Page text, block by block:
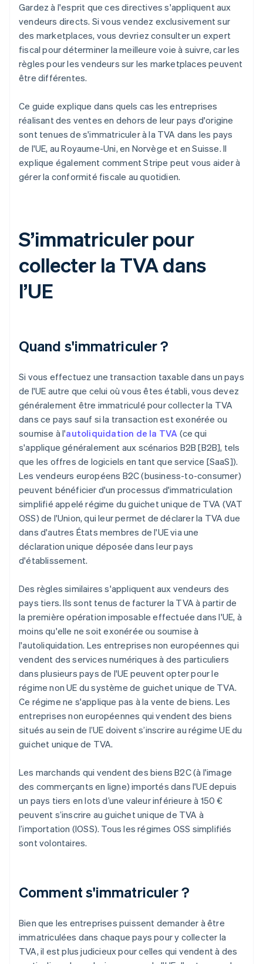
Gardez à l'esprit que ces directives s'appliquent aux
vendeurs directs. Si vous vendez exclusivement sur
des marketplaces, vous devriez consulter un expert
fiscal pour déterminer la meilleure voie à suivre, car les
règles pour les vendeurs sur les marketplaces peuvent
être différentes.
Ce guide explique dans quels cas les entreprises
réalisant des ventes en dehors de leur pays d'origine
sont tenues de s'immatriculer à la TVA dans les pays
de l'UE, au Royaume-Uni, en Norvège et en Suisse. Il
explique également comment Stripe peut vous aider à
gérer la conformité fiscale au quotidien.
S’immatriculer pour
collecter la TVA dans
l’UE
Quand s'immatriculer ?
Si vous effectuez une transaction taxable dans un pays
de l'UE autre que celui où vous êtes établi, vous devez
généralement être immatriculé pour collecter la TVA
dans ce pays sauf si la transaction est exonérée ou
soumise à l'autoliquidation de la TVA (ce qui
s'applique généralement aux scénarios B2B [B2B], tels
que les offres de logiciels en tant que service [SaaS]).
Les vendeurs européens B2C (business-to-consumer)
peuvent bénéficier d'un processus d'immatriculation
simplifié appelé régime du guichet unique de TVA (VAT
OSS) de l'Union, qui leur permet de déclarer la TVA due
dans d'autres États membres de l'UE via une
déclaration unique déposée dans leur pays
d'établissement.
Des règles similaires s'appliquent aux vendeurs des
pays tiers. Ils sont tenus de facturer la TVA à partir de
la première opération imposable effectuée dans l'UE, à
moins qu'elle ne soit exonérée ou soumise à
l'autoliquidation. Les entreprises non européennes qui
vendent des services numériques à des particuliers
dans plusieurs pays de l'UE peuvent opter pour le
régime non UE du système de guichet unique de TVA.
Ce régime ne s'applique pas à la vente de biens. Les
entreprises non européennes qui vendent des biens
situés au sein de l’UE doivent s’inscrire au régime UE du
guichet unique de TVA.
Les marchands qui vendent des biens B2C (à l'image
des commerçants en ligne) importés dans l'UE depuis
un pays tiers en lots d’une valeur inférieure à 150 €
peuvent s’inscrire au guichet unique de TVA à
l’importation (IOSS). Tous les régimes OSS simplifiés
sont volontaires.
Comment s'immatriculer ?
Bien que les entreprises puissent demander à être
immatriculées dans chaque pays pour y collecter la
TVA, il est plus judicieux pour celles qui vendent à des